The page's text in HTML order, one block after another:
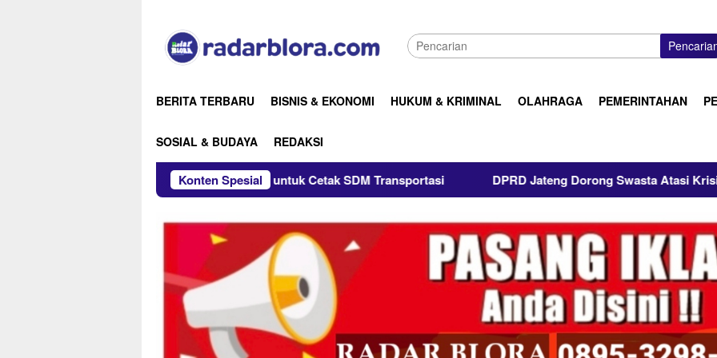
konten
BERITA TERBARU BISNIS & EKONOMI HUKUM & KRIMINAL OLAHRAGA PEMERINTAHAN
SOSIAL & BUDAYA REDAKSI
Konten Spesial
Gandeng PKTJ Tegal untuk Cetak SDM Transportasi DPRD Jateng Dorong Swasta Atasi Krisis Air, Apindo Blora